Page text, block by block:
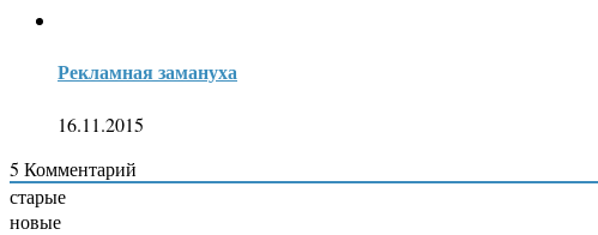
Рекламная замануха
16.11.2015
5 Комментарий
старые
новые